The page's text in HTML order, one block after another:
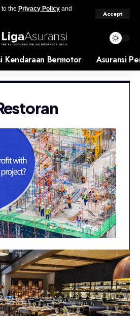
the Privacy Policy and
Accept
Kendaraan Bermotor Asuransi